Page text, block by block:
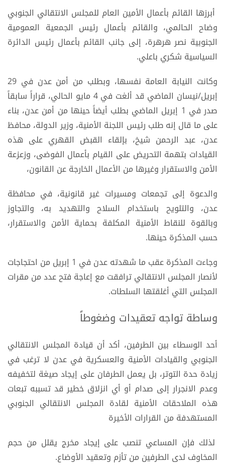
أبرزها القائم بأعمال الأمين العام للمجلس الانتقالي الجنوبي
وضاح الحالمي، والقائم بأعمال رئيس الجمعية العمومية
الجنوبية نصر هرهرة، إلى جانب القائم بأعمال رئيس الدائرة
السياسية شكري باعلي.
وكانت النيابة العامة نفسها، وبطلب من أمن عدن في 29
إبريل/نيسان الماضي قد ألغت في 4 مايو الحالي، قراراً سابقاً
صدر في 1 إبريل الماضي بطلب أيضاً حينها من أمن عدن، بناء
على ما قال إنه طلب رئيس اللجنة الأمنية، وزير الدولة، محافظ
عدن، عبد الرحمن شيخ، بإلقاء القبض القهري على هذه
القيادات بتهمة التحريض على القيام بأعمال الفوضى، وزعزعة
الأمن والاستقرار وغيرها من الأعمال الخارجة عن القانون،
والدعوة إلى تجمعات ومسيرات غير قانونية، في محافظة
عدن، والتلويح باستخدام السلاح والتهديد به، والتجاوز
وبالقوة للنقاط الأمنية المكلفة بحماية الأمن والاستقرار،
حسب المذكرة حينها.
وجاءت المذكرة عقب ما شهدته عدن في 1 إبريل من احتجاجات
لأنصار المجلس الانتقالي ترافقت مع إعاجة فتح عدد من مقرات
المجلس التي أغلقتها السلطات.
وساطة تواجه تعقيدات وضغوطاً
أحد الوسطاء بين الطرفين، أكد أن قيادة المجلس الانتقالي
الجنوبي والقيادات الأمنية والعسكرية في عدن لا ترغب في
زيادة حدة التوتر، بل يعمل الطرفان على إيجاد صيغة لتخفيفه
وعدم الانجرار إلى صدام أو أي انزلاق خطير قد تسببه تبعات
هذه الملاحقات الأمنية لقادة المجلس الانتقالي الجنوبي
المستهدفة من القرارات الأخيرة
لذلك فإن المساعي تنصب على إيجاد مخرج يقلل من حجم
المخاوف لدى الطرفين من تأزم وتعقيد الأوضاع.